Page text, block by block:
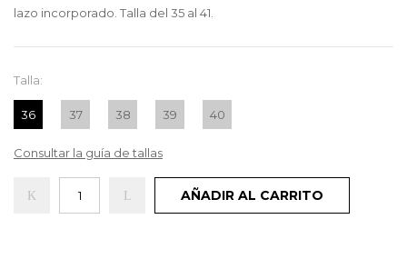
lazo incorporado. Talla del 35 al 41.
Talla:
36 37 38 39 40
Consultar la guía de tallas
AÑADIR AL CARRITO